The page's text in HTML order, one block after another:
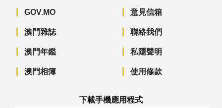
GOV.MO
澳門雜誌
澳門年鑑
澳門相簿
意見信箱
聯絡我們
私隱聲明
使用條款
下載手機應用程式